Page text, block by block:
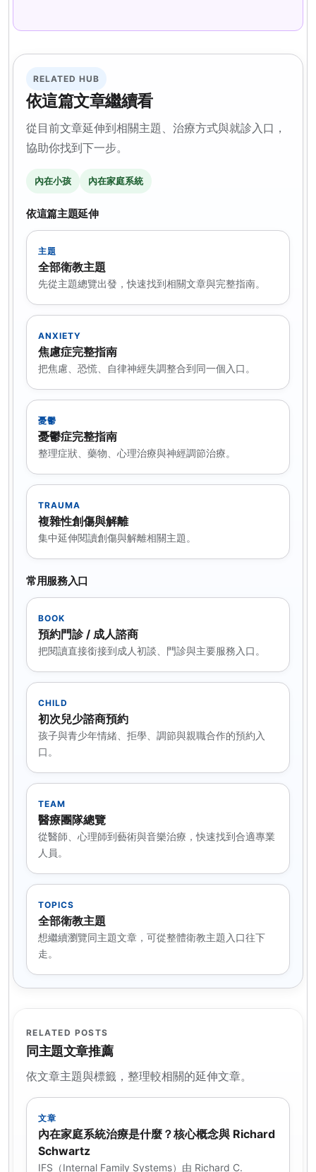
RELATED HUB
依這篇文章繼續看
從目前文章延伸到相關主題、治療方式與就診入口，
協助你找到下一步。
內在小孩 內在家庭系統
依這篇主題延伸
主題
全部衛教主題
先從主題總覽出發，快速找到相關文章與完整指南。
ANXIETY
焦慮症完整指南
把焦慮、恐慌、自律神經失調整合到同一個入口。
憂鬱
憂鬱症完整指南
整理症狀、藥物、心理治療與神經調節治療。
TRAUMA
複雜性創傷與解離
集中延伸閱讀創傷與解離相關主題。
常用服務入口
BOOK
預約門診 / 成人諮商
把閱讀直接銜接到成人初談、門診與主要服務入口。
CHILD
初次兒少諮商預約
孩子與青少年情緒、拒學、調節與親職合作的預約入
口。
TEAM
醫療團隊總覽
從醫師、心理師到藝術與音樂治療，快速找到合適專業
人員。
TOPICS
全部衛教主題
想繼續瀏覽同主題文章，可從整體衛教主題入口往下
走。
RELATED POSTS
同主題文章推薦
依文章主題與標籤，整理較相關的延伸文章。
文章
內在家庭系統治療是什麼？核心概念與 Richard
Schwartz
IFS（Internal Family Systems）由 Richard C.